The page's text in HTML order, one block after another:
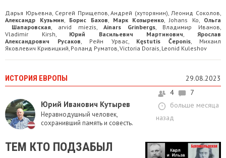
Дарья Юрьевна, Сергей Прищепов,Андрей (хуторянин),Леонид Соколов,
Александр Кузьмин, Борис Бахов, Марк Козыренко,Johans Ko, Ольга
Шапаровская, arvid miezis, Ainars Grinbergs, Владимир Иванов,
Vladimir Kirsh, Юрий Васильевич Мартинович,Ярослав
Александрович Русаков, Рейн Урвас, Kęstutis Čeponis, Михаил
Яковлевич Кривицкий, Роланд Руматов,Victoria Dorais, Leonid Kuleshov
ИСТОРИЯ ЕВРОПЫ 29.08.2023
Юрий Иванович Кутырев
Неравнодушный человек,
сохранивший память и совесть.
4
7
больше месяца
назад
ТЕМ КТО ПОДЗАБЫЛ